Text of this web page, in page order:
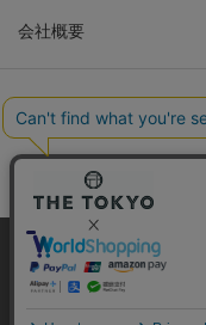
会社概要
当サイトはクッキー
の一部の機能および、サ
ング活動に利用すること